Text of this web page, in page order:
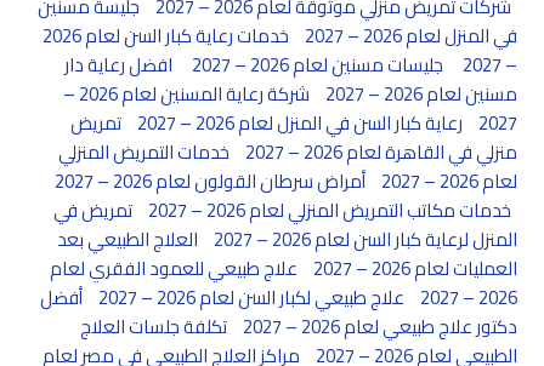
في المنزل لعام 2026 – 2027
خدمات رعاية كبار السن لعام 2026
– 2027
جليسات مسنين لعام 2026 – 2027
افضل رعاية دار
مسنين لعام 2026 – 2027
شركة رعاية المسنين لعام 2026 –
2027 رعاية كبار السن في المنزل لعام 2026 – 2027
تمريض
منزلي في القاهرة لعام 2026 – 2027
خدمات التمريض المنزلي
لعام 2026 – 2027
أمراض سرطان القولون لعام 2026 – 2027
خدمات مكاتب التمريض المنزلي لعام 2026 – 2027
تمريض في
المنزل لرعاية كبار السن لعام 2026 – 2027
العلاج الطبيعي بعد
العمليات لعام 2026 – 2027
علاج طبيعي للعمود الفقري لعام
2026 – 2027
علاج طبيعي لكبار السن لعام 2026 – 2027
أفضل
دكتور علاج طبيعي لعام 2026 – 2027
تكلفة جلسات العلاج
الطبيعي لعام 2026 – 2027
مراكز العلاج الطبيعي في مصر لعام